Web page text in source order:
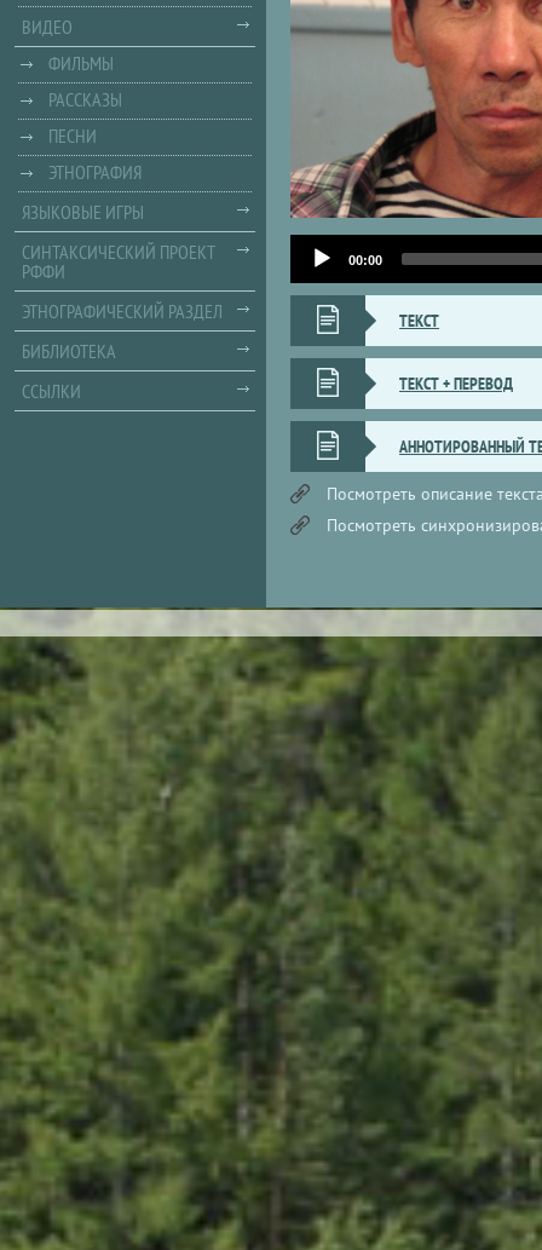
Audio
Player
00:00
ТЕКСТ
ТЕКСТ + ПЕРЕВОД
АННОТИРОВАННЫЙ
Посмотреть описание
Посмотреть
ВИДЕО
ФИЛЬМЫ
РАССКАЗЫ
ПЕСНИ
ЭТНОГРАФИЯ
ЯЗЫКОВЫЕ ИГРЫ
СИНТАКСИЧЕСКИЙ ПРОЕКТ
РФФИ
ЭТНОГРАФИЧЕСКИЙ РАЗДЕЛ
БИБЛИОТЕКА
ССЫЛКИ